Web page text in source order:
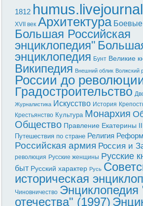
1812
XVII век Архитектура Боевые
Большая Российская
энциклопедия"
энциклопедия Бунт Великие
Википедия Внешний облик Волжский
России до
Градостроительство
Журналистика Искусство История
Крестьянство Культура Монархия
Общество Правление Екатерины II
Путешествия по стране Религия
Российская армия Россия и
революция Русские женщины Русские
быт Русский характер Русь
историческая
Чиновничество Энциклопедия
отечества" (1997)